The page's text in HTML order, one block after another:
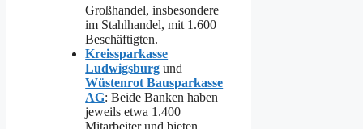
Großhandel, insbesondere
im Stahlhandel, mit 1.600
Beschäftigten.
Kreissparkasse
Ludwigsburg und
Wüstenrot Bausparkasse
AG: Beide Banken haben
jeweils etwa 1.400